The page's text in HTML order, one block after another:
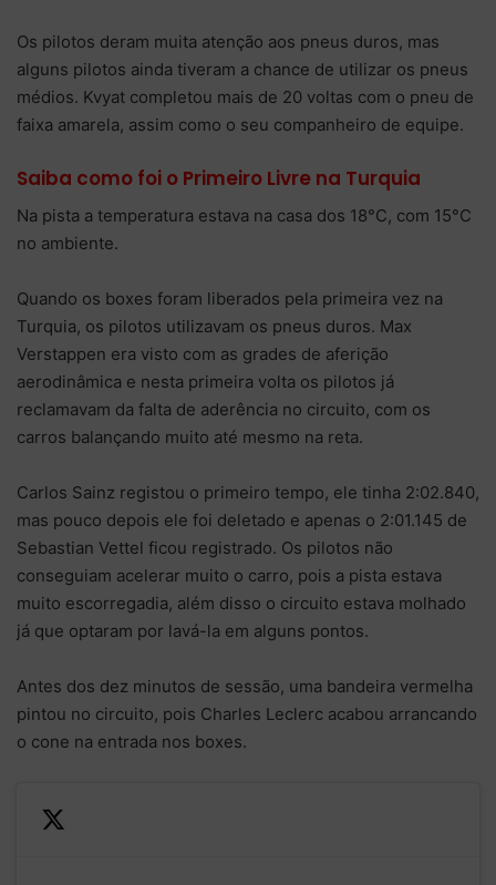
Os pilotos deram muita atenção aos pneus duros, mas
alguns pilotos ainda tiveram a chance de utilizar os pneus
médios. Kvyat completou mais de 20 voltas com o pneu de
faixa amarela, assim como o seu companheiro de equipe.
Saiba como foi o Primeiro Livre na Turquia
Na pista a temperatura estava na casa dos 18°C, com 15°C
no ambiente.
Quando os boxes foram liberados pela primeira vez na
Turquia, os pilotos utilizavam os pneus duros. Max
Verstappen era visto com as grades de aferição
aerodinâmica e nesta primeira volta os pilotos já
reclamavam da falta de aderência no circuito, com os
carros balançando muito até mesmo na reta.
Carlos Sainz registou o primeiro tempo, ele tinha 2:02.840,
mas pouco depois ele foi deletado e apenas o 2:01.145 de
Sebastian Vettel ficou registrado. Os pilotos não
conseguiam acelerar muito o carro, pois a pista estava
muito escorregadia, além disso o circuito estava molhado
já que optaram por lavá-la em alguns pontos.
Antes dos dez minutos de sessão, uma bandeira vermelha
pintou no circuito, pois Charles Leclerc acabou arrancando
o cone na entrada nos boxes.